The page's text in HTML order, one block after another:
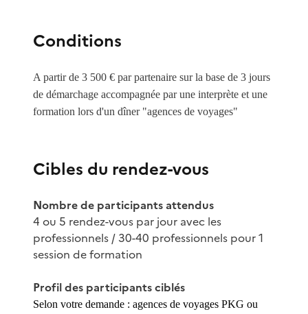
Conditions
A partir de 3 500 € par partenaire sur la base de 3 jours
de démarchage accompagnée par une interprète et une
formation lors d'un dîner "agences de voyages"
Cibles du rendez-vous
Nombre de participants attendus
4 ou 5 rendez-vous par jour avec les
professionnels / 30-40 professionnels pour 1
session de formation
Profil des participants ciblés
Selon votre demande : agences de voyages PKG ou